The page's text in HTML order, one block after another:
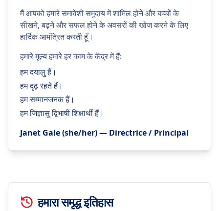
मैं आपको हमारे समावेशी समुदाय में शामिल होने और बच्चों के
सीखने, बढ़ने और सफल होने के अवसरों की खोज करने के लिए
हार्दिक आमंत्रित करती हूँ।
हमारे मूल्य हमारे हर काम के केंद्र में हैं:
हम दयालु हैं।
हम दृढ़ रहते हैं।
हम सम्मानजनक हैं।
हम जिज्ञासु द्विभाषी शिक्षार्थी हैं।
Janet Gale (she/her) — Directrice / Principal
हमारा समृद्ध इतिहास